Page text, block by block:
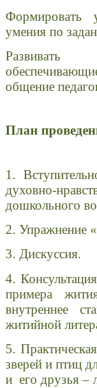
Формировать
умения по
Развивать
общение
План
1.
духовно-
дошкольного
2. Упражнение
3. Дискуссия.
4.
примера
внутреннее
житийной
5.
зверей и птиц
и его друзья –